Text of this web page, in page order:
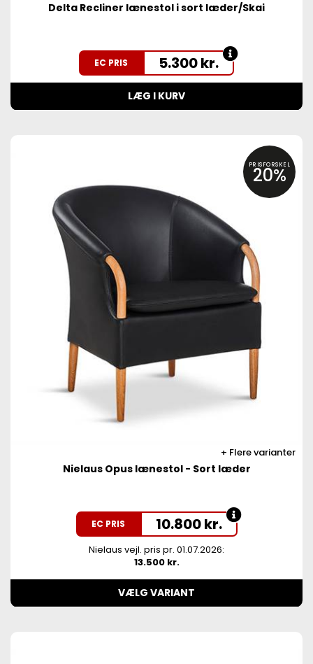
Delta Recliner lænestol i sort læder/Skai
EC PRIS 5.300kr.
LÆG I KURV
PRISFORSKEL
20%
Flere varianter
Nielaus Opus lænestol - Sort læder
EC PRIS 10.800kr.
Nielaus vejl. pris pr. 01.07.2026:
13.500 kr.
VÆLG VARIANT